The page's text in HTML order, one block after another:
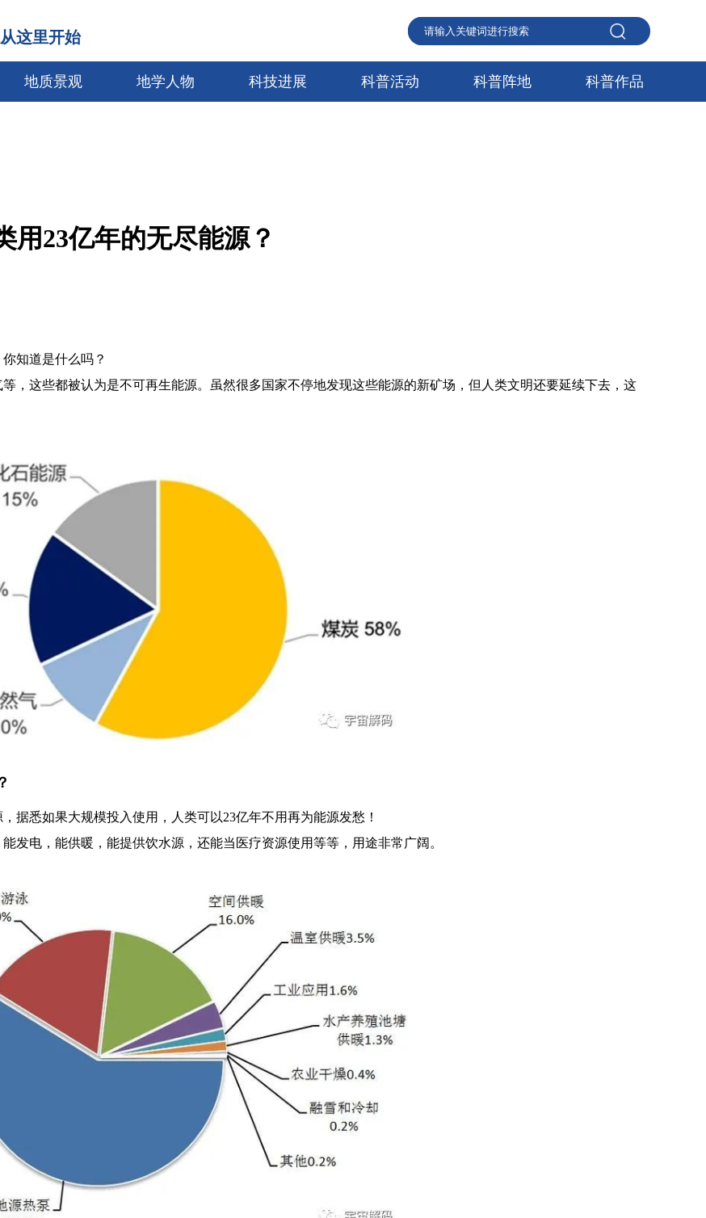
这里开始
地质景观 地学人物 科技进展 科普活动 科普阵地 科普作品
用23亿年的无尽能源？
知道是什么吗？
，这些都被认为是不可再生能源。虽然很多国家不停地发现这些能源的新矿场，但人类文明还要延续下去，这
据悉如果大规模投入使用，人类可以23亿年不用再为能源发愁！
发电，能供暖，能提供饮水源，还能当医疗资源使用等等，用途非常广阔。